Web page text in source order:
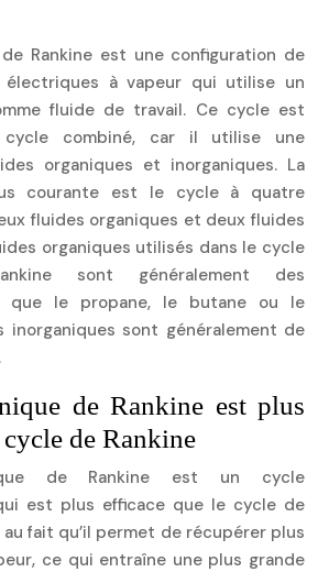
Rankine est une configuration de
à vapeur qui utilise un
fluide de travail. Ce cycle est
cycle combiné, car il utilise une
organiques et inorganiques. La
courante est le cycle à quatre
fluides organiques et deux fluides
organiques utilisés dans le cycle
sont généralement des
que le propane, le butane ou le
inorganiques sont généralement de
de Rankine est plus
de Rankine
de Rankine est un cycle
est plus efficace que le cycle de
au fait qu’il permet de récupérer plus
ce qui entraîne une plus grande